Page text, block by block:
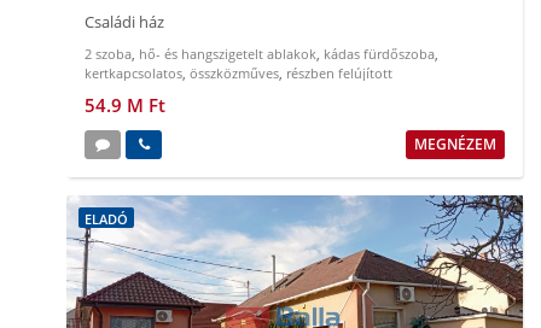
Családi ház
2 szoba, hő- és hangszigetelt ablakok, kádas fürdőszoba,
kertkapcsolatos, összközműves, részben felújított
54.9 M Ft
MEGNÉZEM
ELADÓ